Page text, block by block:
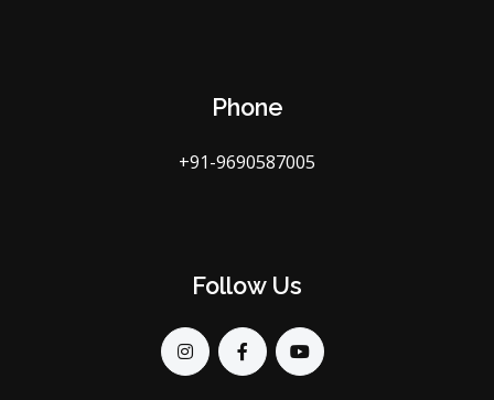
Phone
+91-9690587005
Follow Us